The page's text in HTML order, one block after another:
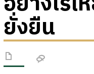
ยั่งยืน